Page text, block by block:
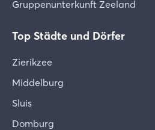
Gruppenunterkunft Zeeland
Top Städte und Dörfer
Zierikzee
Middelburg
Sluis
Domburg